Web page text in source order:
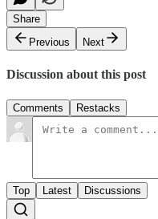
Share
Previous
Next
Discussion about this post
Comments Restacks
Top Latest Discussions